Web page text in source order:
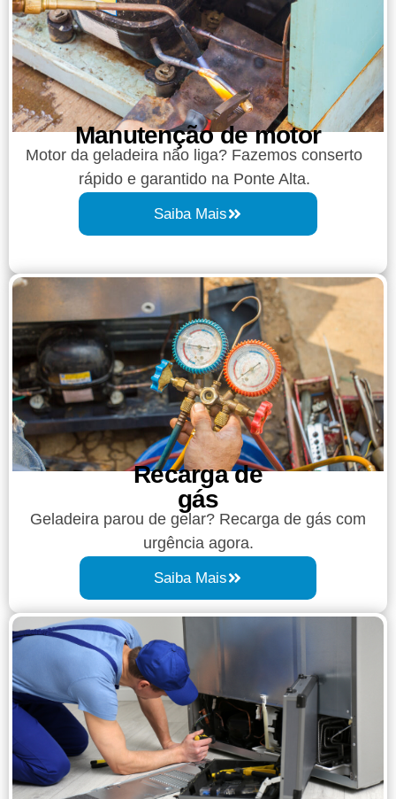
Manutenção de motor
Motor da geladeira não liga? Fazemos conserto
rápido e garantido na Ponte Alta.
Saiba Mais
Recarga de
gás
Geladeira parou de gelar? Recarga de gás com
urgência agora.
Saiba Mais